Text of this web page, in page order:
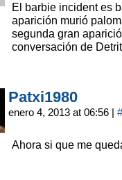
El barbie incident es
aparición murió
segunda gran
conversación de
Patxi1980
enero 4, 2013 at 06:56 | #
Ahora si que me